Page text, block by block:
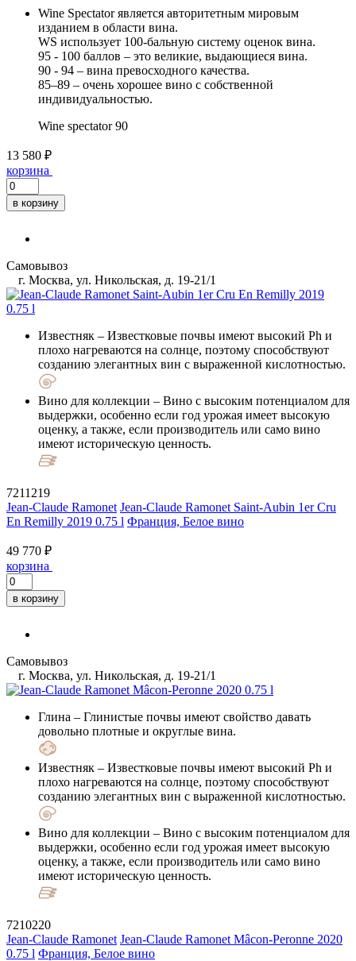
Wine Spectator является авторитетным мировым
изданием в области вина.
WS использует 100-бальную систему оценок вина.
95 - 100 баллов – это великие, выдающиеся вина.
90 - 94 – вина превосходного качества.
85–89 – очень хорошее вино с собственной
индивидуальностью.
Wine spectator 90
13 580 ₽
корзина
в корзину
Самовывоз
г. Москва, ул. Никольская, д. 19-21/1
Известняк – Известковые почвы имеют высокий Ph и
плохо нагреваются на солнце, поэтому способствуют
созданию элегантных вин с выраженной кислотностью.
Вино для коллекции – Вино с высоким потенциалом для
выдержки, особенно если год урожая имеет высокую
оценку, а также, если производитель или само вино
имеют историческую ценность.
7211219
Jean-Claude Ramonet Jean-Claude Ramonet Saint-Aubin 1er Cru
En Remilly 2019 0.75 l Франция, Белое вино
49 770 ₽
корзина
в корзину
Самовывоз
г. Москва, ул. Никольская, д. 19-21/1
Глина – Глинистые почвы имеют свойство давать
довольно плотные и округлые вина.
Известняк – Известковые почвы имеют высокий Ph и
плохо нагреваются на солнце, поэтому способствуют
созданию элегантных вин с выраженной кислотностью.
Вино для коллекции – Вино с высоким потенциалом для
выдержки, особенно если год урожая имеет высокую
оценку, а также, если производитель или само вино
имеют историческую ценность.
7210220
Jean-Claude Ramonet Jean-Claude Ramonet Mâcon-Peronne 2020
0.75 l Франция, Белое вино